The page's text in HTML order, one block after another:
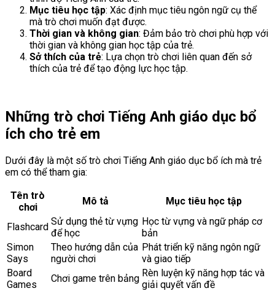
Mục tiêu học tập: Xác định mục tiêu ngôn ngữ cụ thể
mà trò chơi muốn đạt được.
Thời gian và không gian: Đảm bảo trò chơi phù hợp với
thời gian và không gian học tập của trẻ.
Sở thích của trẻ: Lựa chọn trò chơi liên quan đến sở
thích của trẻ để tạo động lực học tập.
Những trò chơi Tiếng Anh giáo dục bổ
ích cho trẻ em
Dưới đây là một số trò chơi Tiếng Anh giáo dục bổ ích mà trẻ
em có thể tham gia:
Tên trò
chơi
Mô tả Mục tiêu học tập
Flashcard Sử dụng thẻ từ vựng
để học
Học từ vựng và ngữ pháp cơ
bản
Simon
Says
Theo hướng dẫn của
người chơi
Phát triển kỹ năng ngôn ngữ
và giao tiếp
Board
Games
Chơi game trên bảng Rèn luyện kỹ năng hợp tác và
giải quyết vấn đề